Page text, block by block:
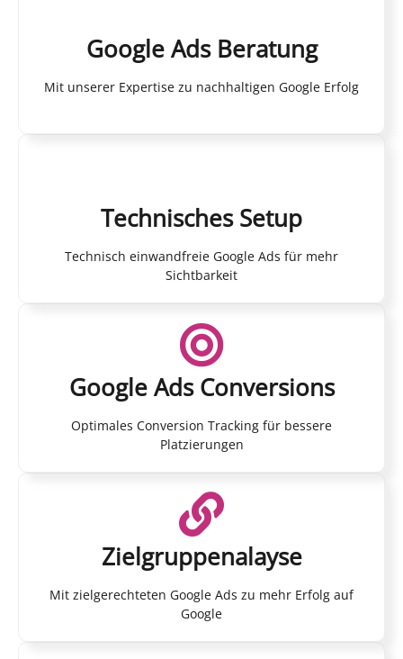
Google Ads Beratung
Mit unserer Expertise zu nachhaltigen Google Erfolg
Technisches Setup
Technisch einwandfreie Google Ads für mehr
Sichtbarkeit
Google Ads Conversions
Optimales Conversion Tracking für bessere
Platzierungen
Zielgruppenalayse
Mit zielgerechteten Google Ads zu mehr Erfolg auf
Google